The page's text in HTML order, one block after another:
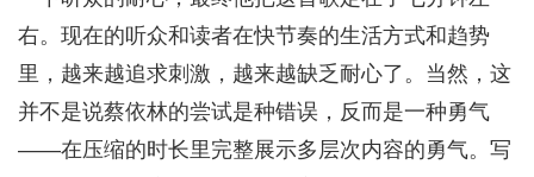
右。现在的听众和读者在快节奏的生活方式和趋势
里，越来越追求刺激，越来越缺乏耐心了。当然，这
并不是说蔡依林的尝试是种错误，反而是一种勇气
——在压缩的时长里完整展示多层次内容的勇气。写